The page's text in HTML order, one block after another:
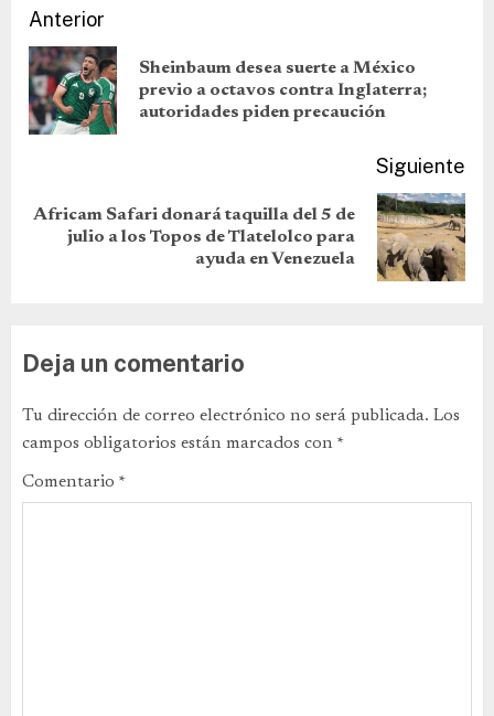
Anterior
Sheinbaum desea suerte a México
previo a octavos contra Inglaterra;
autoridades piden precaución
Siguiente
Africam Safari donará taquilla del 5 de
julio a los Topos de Tlatelolco para
ayuda en Venezuela
Deja un comentario
Tu dirección de correo electrónico no será publicada. Los
campos obligatorios están marcados con *
Comentario *